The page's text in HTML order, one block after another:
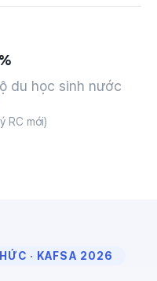
%
du học sinh nước
RC mới)
· KAFSA 2026